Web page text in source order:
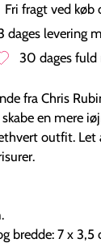
Fri fragt ved køb
dages levering
30 dages fuld
fra Chris
en mere
outfit.
bredde: 7 x 3,5